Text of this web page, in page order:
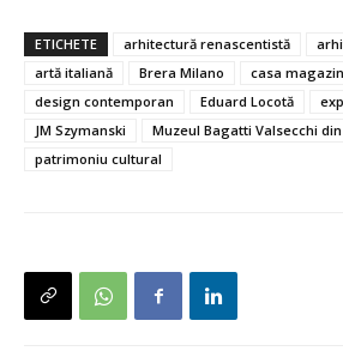
ETICHETE arhitectură renascentistă
artă italiană
Brera Milano
casa magazin
design contemporan
Eduard Locotă
JM Szymanski
Muzeul Bagatti Valsecchi
patrimoniu cultural